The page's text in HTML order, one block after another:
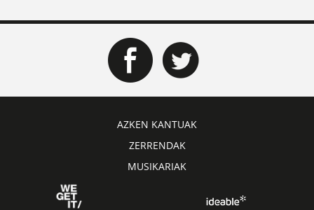
AZKEN KANTUAK
ZERRENDAK
MUSIKARIAK